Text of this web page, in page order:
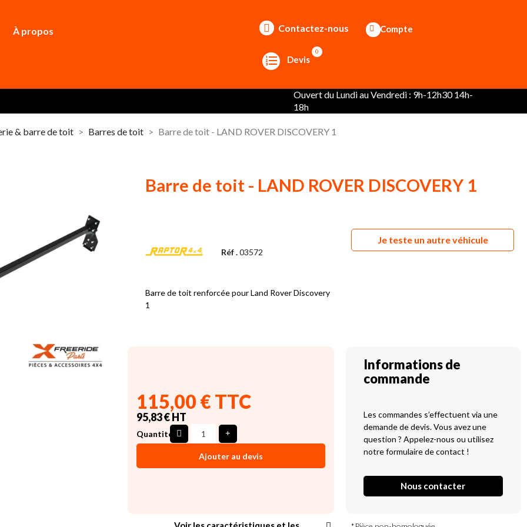
À propos Contactez-nous Compte
Devis
0
Ouvert du Lundi au Vendredi : 9h-12h30 14h-
18h
& barre de toit Barres de toit Barre de toit - LAND ROVER DISCOVERY 1
Barre de toit - LAND ROVER DISCOVERY 1
Réf .03572
Barre de toit renforcée pour Land Rover Discovery
1
Je teste un autre véhicule
115,00 € TTC
95,83 € HT
Quantité
Ajouter au devis
Informations de
commande
Les commandes s’effectuent via une
demande de devis. Vous avez une
question ? Appelez-nous ou utilisez
notre formulaire de contact !
Nous contacter